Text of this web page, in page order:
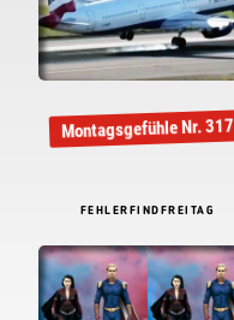
Montagsgefühle Nr. 317
FEHLERFINDFREITAG